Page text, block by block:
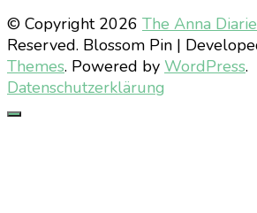
© Copyright 2026 The Anna
Reserved. Blossom Pin |
Themes. Powered by WordPress.
Datenschutzerklärung